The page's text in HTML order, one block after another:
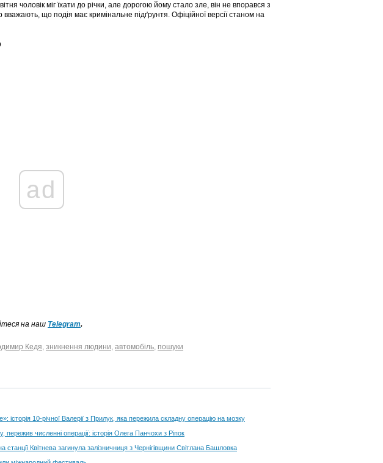
чоловік міг їхати до річки, але дорогою йому стало зле, він не впорався з
що подія має кримінальне підґрунтя. Офіційної версії станом на
ad
на наш Telegram.
Кедя, зникнення людини, автомобіль, пошуки
історія 10-річної Валерії з Прилук, яка пережила складну операцію на мозку
пережив численні операції: історія Олега Панчохи з Ріпок
станції Квітнева загинула залізничниця з Чернігівщини Світлана Башловка